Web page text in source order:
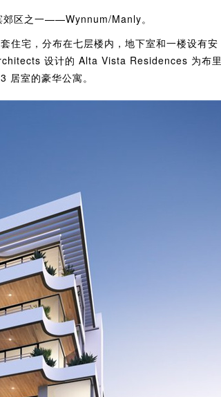
区之一——Wynnum/Manly。
宅，分布在七层楼内，地下室和一楼设有安
设计的 Alta Vista Residences 为布里
居室的豪华公寓。